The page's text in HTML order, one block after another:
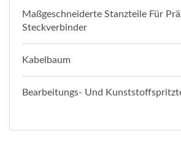
Maßgeschneiderte Stanzteile Für
Steckverbinder
Kabelbaum
Bearbeitungs- Und